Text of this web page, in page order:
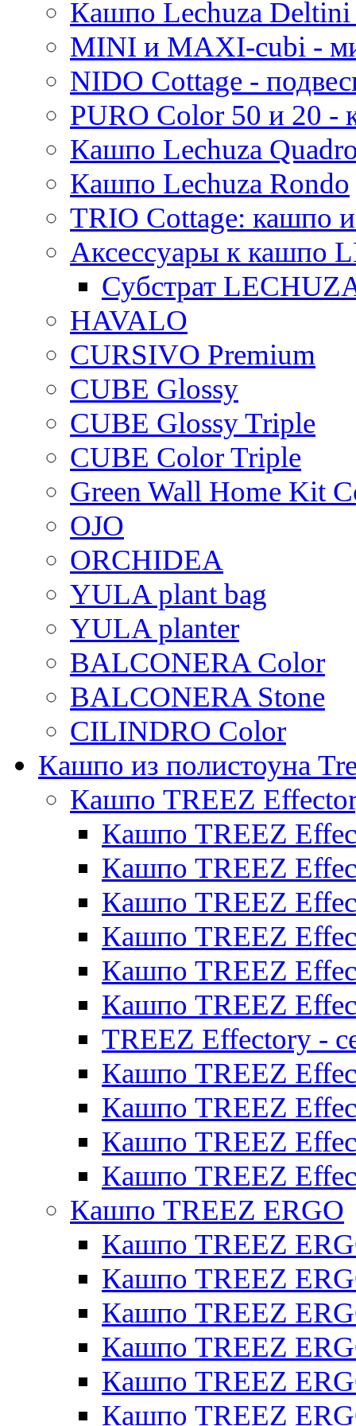
Кашпо Lechuza
MINI и MAXI-cubi -
NIDO Cottage -
PURO Color 50 и 20
Кашпо Lechuza
Кашпо Lechuza Rondo
TRIO Cottage: кашпо
Аксессуары к кашпо
Субстрат
HAVALO
CURSIVO Premium
CUBE Glossy
CUBE Glossy Triple
CUBE Color Triple
Green Wall Home Kit
OJO
ORCHIDEA
YULA plant bag
YULA planter
BALCONERA Color
BALCONERA Stone
CILINDRO Color
Кашпо из полистоуна
Кашпо TREEZ
Кашпо TREEZ
Кашпо TREEZ
Кашпо TREEZ
Кашпо TREEZ
Кашпо TREEZ
Кашпо TREEZ
TREEZ Effectory -
Кашпо TREEZ
Кашпо TREEZ
Кашпо TREEZ
Кашпо TREEZ
Кашпо TREEZ ERGO
Кашпо TREEZ
Кашпо TREEZ
Кашпо TREEZ
Кашпо TREEZ
Кашпо TREEZ
Кашпо TREEZ